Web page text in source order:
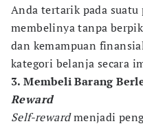
Anda tertarik pada
membelinya tanpa
dan kemampuan
kategori belanja secara
3. Membeli Barang
Reward
Self-rewardmenjadi